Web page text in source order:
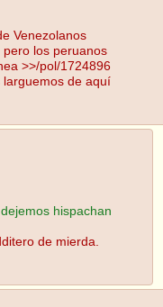
Venezolanos
pero los peruanos
>>/pol/1724896
de aquí
hispachan
de mierda.